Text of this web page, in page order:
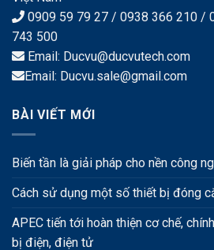
0909 59 79 27 / 0938 366 210 /
743 500
Email: Ducvu@ducvutech.com
Email: Ducvu.sale@gmail.com
BÀI VIẾT MỚI
Biến tần là giải pháp cho nền công
Cách sử dụng một số thiết bị đóng
APEC tiến tới hoàn thiện cơ chế,
bị điện, điện tử